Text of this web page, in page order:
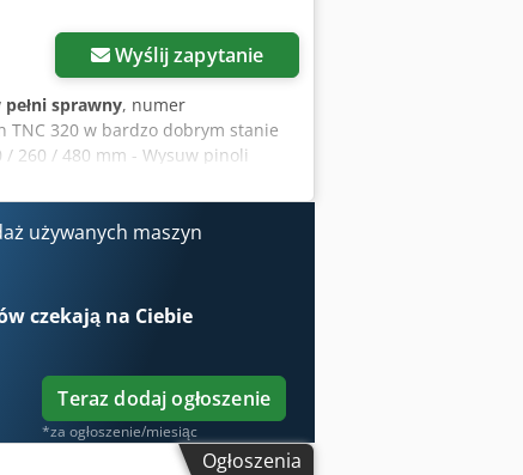
Wyślij zapytanie
pełni sprawny, numer
TNC 320 w bardzo dobrym stanie
/ 260 / 480 mm - Wysuw pinoli
obciążenie stołu: 250 kg -
Cedpfx Aozgwiyjclorf - Posuw Z:
zakres obrotów: 7100 obr./min
kg Wyposażenie: - Heidenhain
Rohm 140 mm - Różne uchwyty -
chłodząca
używanych maszyn
czekają na Ciebie
Teraz dodaj ogłoszenie
*za ogłoszenie/miesiąc
Ogłoszenia